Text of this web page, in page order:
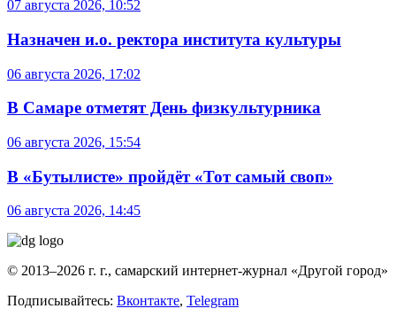
07 августа 2026, 10:52
Назначен и.о. ректора института культуры
06 августа 2026, 17:02
В Самаре отметят День физкультурника
06 августа 2026, 15:54
В «Бутылисте» пройдёт «Тот самый своп»
06 августа 2026, 14:45
© 2013–2026 г. г., самарский интернет-журнал «Другой город»
Подписывайтесь: Вконтакте, Telegram